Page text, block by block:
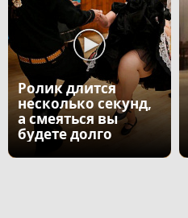
Ролик длится
несколько секунд,
а смеяться вы
будете долго